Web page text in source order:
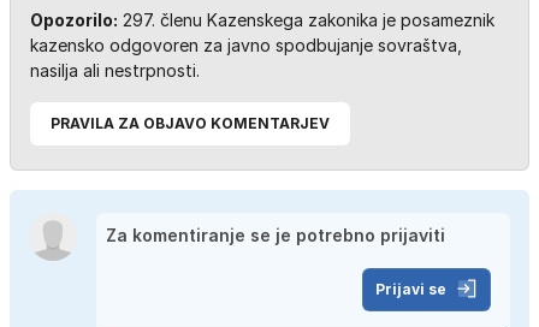
Opozorilo: 297. členu Kazenskega zakonika je posameznik
kazensko odgovoren za javno spodbujanje sovraštva,
nasilja ali nestrpnosti.
PRAVILA ZA OBJAVO KOMENTARJEV
Prijavi se